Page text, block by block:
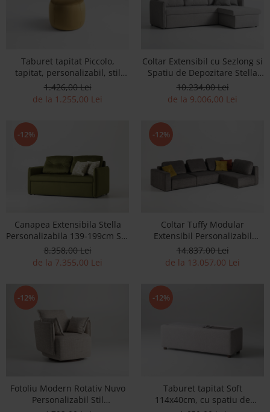
Scaune Dining
Bancheta Dining
Claudie Design
Scaune Dining
Scaune Bar
Accesorii
Woodsoft
Paturi Tapitate
Banchete Dormitor
Roshe
Canapele
Fotolii si Demifotolii
Banchete Dormitor
Accesorii
Paturi Tapitate
Fotolii si Demifotolii
Accesorii
Taburet tapitat Piccolo,
tapitat, personalizabil, stil
minimalist
1.426,00 Lei
de la 1.255,00 Lei
Coltar Extensibil cu Sezlong si
Spatiu de Depozitare Stella
Personalizabil 250cm Stil
Modern Tapiterie Stofa
10.234,00 Lei
de la 9.006,00 Lei
-12%
Canapea Extensibila Stella
Personalizabila 139-199cm Stil
Modern Tapiterie Stofa
8.358,00 Lei
de la 7.355,00 Lei
-12%
Coltar Tuffy Modular
Extensibil Personalizabil
300x200cm cu Spatiu de
Depozitare Stil Contemporan
14.837,00 Lei
de la 13.057,00 Lei
-12%
Fotoliu Modern Rotativ Nuvo
Personalizabil Stil
-12%
Taburet tapitat Soft
114x40cm, cu spatiu de